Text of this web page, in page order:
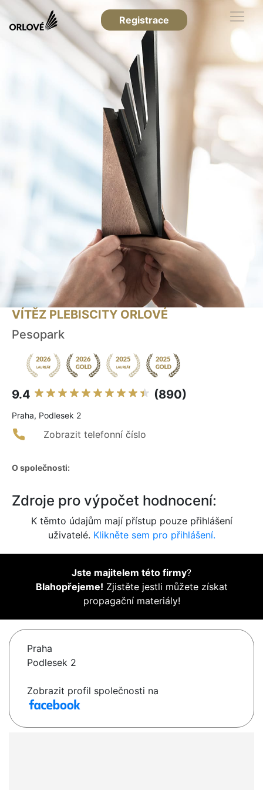
Registrace
VÍTĚZ PLEBISCITY ORLOVÉ
Pesopark
9.4 (890)
Praha, Podlesek 2
Zobrazit telefonní číslo
O společnosti:
Zdroje pro výpočet hodnocení:
K těmto údajům mají přístup pouze přihlášení
uživatelé. Klikněte sem pro přihlášení.
Jste majitelem této firmy?
Blahopřejeme! Zjistěte jestli můžete získat
propagační materiály!
Praha
Podlesek 2
Zobrazit profil společnosti na